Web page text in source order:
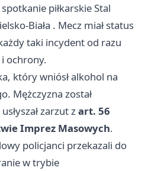
piłkarskie Stal
Biała . Mecz miał status
taki incydent od razu
ochrony.
który wniósł alkohol na
Mężczyzna został
zarzut zart. 56
Imprez Masowych.
policjanci przekazali do
w trybie